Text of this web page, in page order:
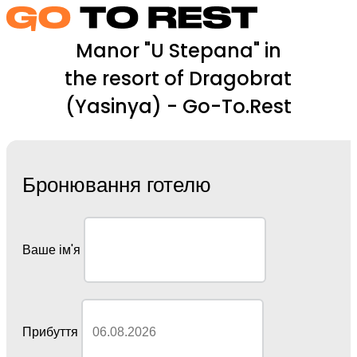
Manor "U Stepana" in
the resort of Dragobrat
(Yasinya) - Go-To.Rest
Бронювання готелю
Ваше ім'я
Прибуття